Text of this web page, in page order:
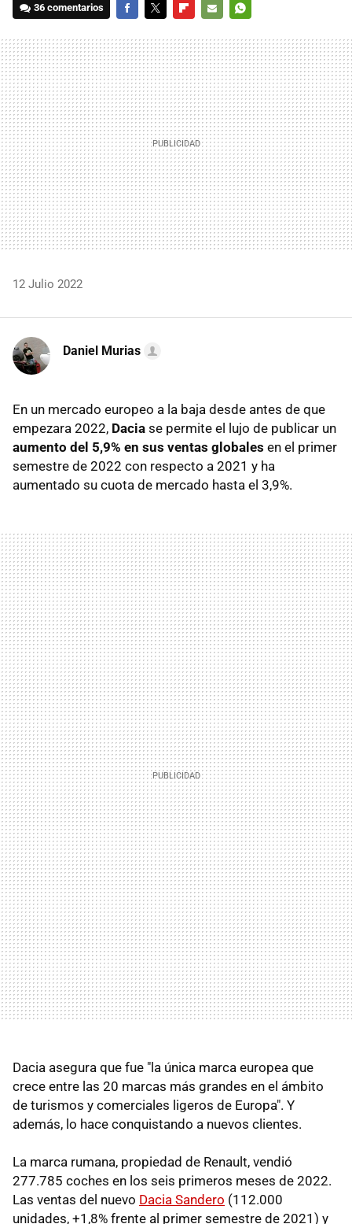
36 comentarios
MAIL
12 Julio 2022
Daniel Murias
En un mercado europeo a la baja desde antes de que
empezara 2022, Dacia se permite el lujo de publicar un
aumento del 5,9% en sus ventas globales en el primer
semestre de 2022 con respecto a 2021 y ha
aumentado su cuota de mercado hasta el 3,9%.
Dacia asegura que fue "la única marca europea que
crece entre las 20 marcas más grandes en el ámbito
de turismos y comerciales ligeros de Europa". Y
además, lo hace conquistando a nuevos clientes.
La marca rumana, propiedad de Renault, vendió
277.785 coches en los seis primeros meses de 2022.
Las ventas del nuevo Dacia Sandero (112.000
unidades, +1,8% frente al primer semestre de 2021) y